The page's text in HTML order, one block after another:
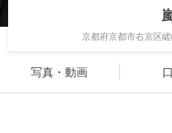
京都府京都市右京区
写真・動画